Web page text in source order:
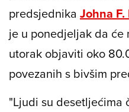
predsjednika Johna
je u ponedjeljak da
utorak objaviti oko
povezanih s bivšim
"Ljudi su desetljećima